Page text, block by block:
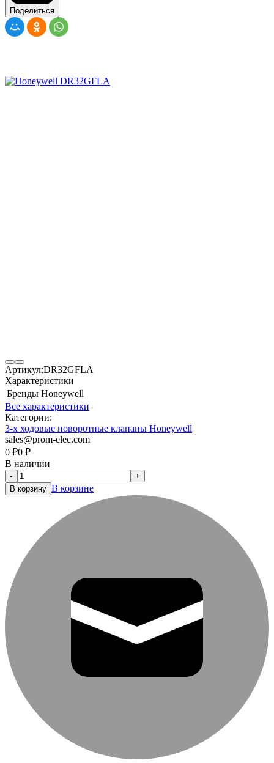
Поделиться
Артикул:DR32GFLA
Характеристики
Бренды Honeywell
Все характеристики
Категории:
3-х ходовые поворотные клапаны Honeywell
sales@prom-elec.com
0 ₽0 ₽
В наличии
-
+
В корзину В корзине